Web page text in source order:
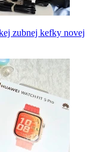
zubnej kefky novej